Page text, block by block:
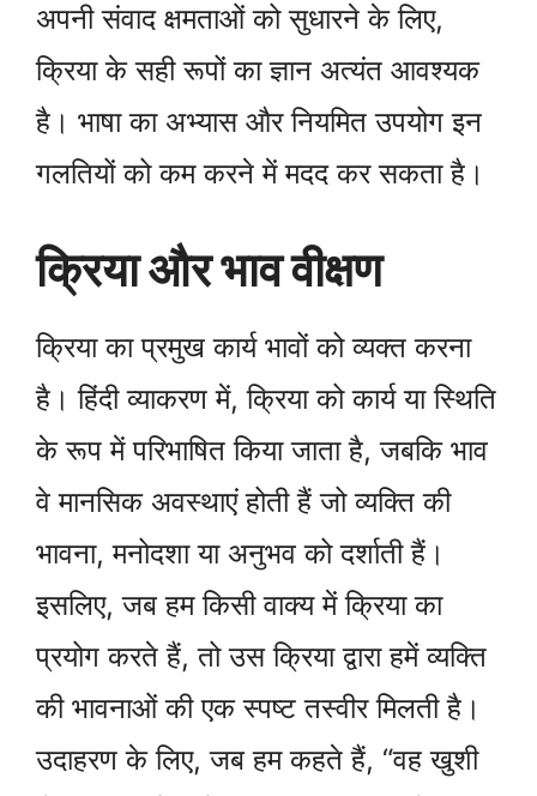
अपनी संवाद क्षमताओं को सुधारने के लिए,
क्रिया के सही रूपों का ज्ञान अत्यंत आवश्यक
है। भाषा का अभ्यास और नियमित उपयोग इन
गलतियों को कम करने में मदद कर सकता है।
क्रिया और भाव वीक्षण
क्रिया का प्रमुख कार्य भावों को व्यक्त करना
है। हिंदी व्याकरण में, क्रिया को कार्य या स्थिति
के रूप में परिभाषित किया जाता है, जबकि भाव
वे मानसिक अवस्थाएं होती हैं जो व्यक्ति की
भावना, मनोदशा या अनुभव को दर्शाती हैं।
इसलिए, जब हम किसी वाक्य में क्रिया का
प्रयोग करते हैं, तो उस क्रिया द्वारा हमें व्यक्ति
की भावनाओं की एक स्पष्ट तस्वीर मिलती है।
उदाहरण के लिए, जब हम कहते हैं, “वह खुशी